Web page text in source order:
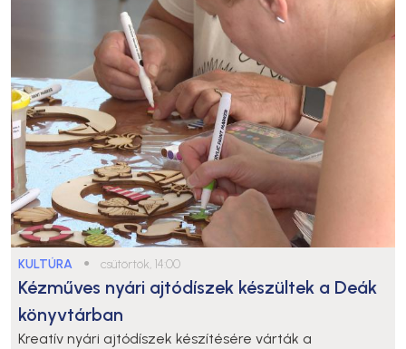
KULTÚRA ● csütörtök, 14:00
Kézműves nyári ajtódíszek készültek a Deák
könyvtárban
Kreatív nyári ajtódíszek készítésére várták a